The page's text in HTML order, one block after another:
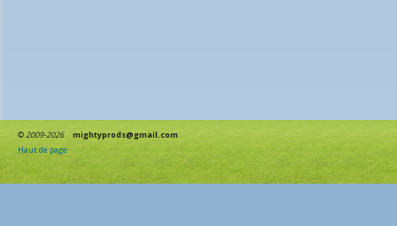
©2009-2026
mightyprods@gmail.com
Haut de page